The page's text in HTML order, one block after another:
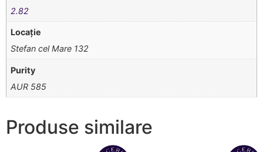
2.82
Locație
Stefan cel Mare 132
Purity
AUR 585
Produse similare